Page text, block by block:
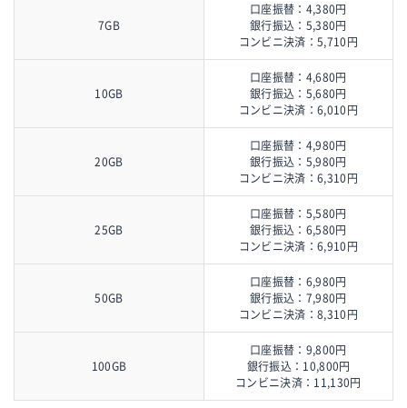
7GB
口座振替：4,380円
銀行振込：5,380円
コンビニ決済：5,710円
10GB
口座振替：4,680円
銀行振込：5,680円
コンビニ決済：6,010円
20GB
口座振替：4,980円
銀行振込：5,980円
コンビニ決済：6,310円
25GB
口座振替：5,580円
銀行振込：6,580円
コンビニ決済：6,910円
50GB
口座振替：6,980円
銀行振込：7,980円
コンビニ決済：8,310円
100GB
口座振替：9,800円
銀行振込：10,800円
コンビニ決済：11,130円